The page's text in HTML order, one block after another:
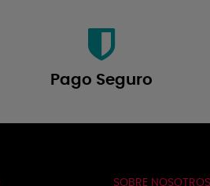
Pago Seguro
SOBRE NOSOTROS